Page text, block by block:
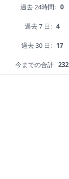
過去 24時間: 0
過去 7 日: 4
過去 30 日: 17
今までの合計 232